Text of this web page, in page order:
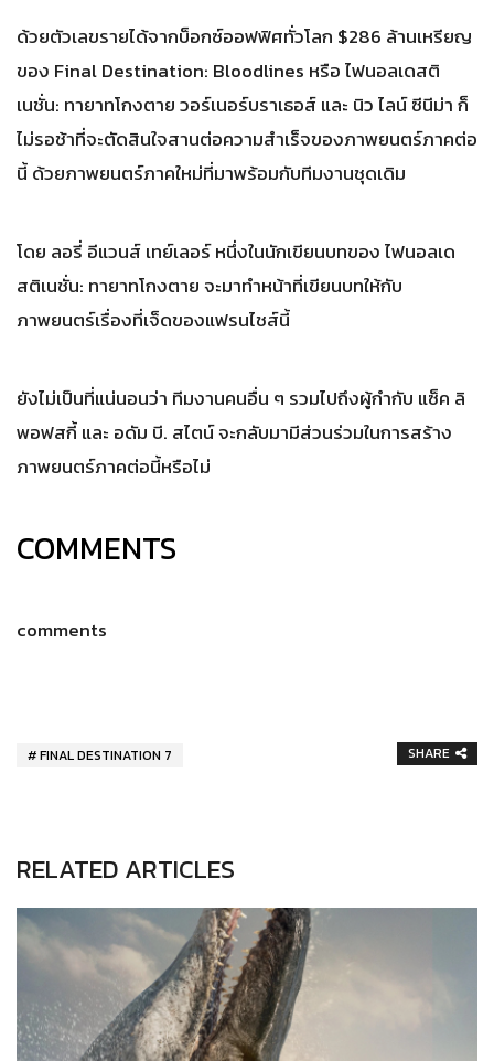
ด้วยตัวเลขรายได้จากบ็อกซ์ออฟฟิศทั่วโลก $286 ล้านเหรียญ
ของ Final Destination: Bloodlines หรือ ไฟนอลเดสติ
เนชั่น: ทายาทโกงตาย วอร์เนอร์บราเธอส์ และ นิว ไลน์ ซีนีม่า ก็
ไม่รอช้าที่จะตัดสินใจสานต่อความสำเร็จของภาพยนตร์ภาคต่อ
นี้ ด้วยภาพยนตร์ภาคใหม่ที่มาพร้อมกับทีมงานชุดเดิม
โดย ลอรี่ อีแวนส์ เทย์เลอร์ หนึ่งในนักเขียนบทของ ไฟนอลเด
สติเนชั่น: ทายาทโกงตาย จะมาทำหน้าที่เขียนบทให้กับ
ภาพยนตร์เรื่องที่เจ็ดของแฟรนไชส์นี้
ยังไม่เป็นที่แน่นอนว่า ทีมงานคนอื่น ๆ รวมไปถึงผู้กำกับ แซ็ค ลิ
พอฟสกี้ และ อดัม บี. สไตน์ จะกลับมามีส่วนร่วมในการสร้าง
ภาพยนตร์ภาคต่อนี้หรือไม่
COMMENTS
comments
FINAL DESTINATION 7 SHARE
RELATED ARTICLES